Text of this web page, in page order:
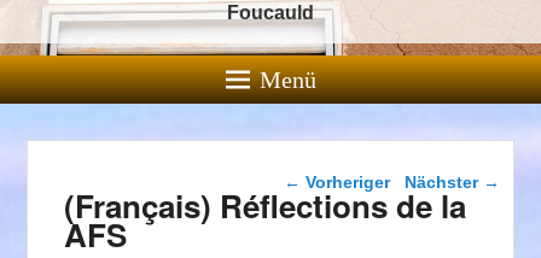
Foucauld
Menü
Beitragsnavigation
← Vorheriger Nächster →
(Français) Réflections de la
AFS